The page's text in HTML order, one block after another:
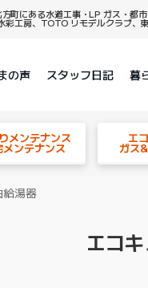
町にある水道工事・LP ガス・都
工房、TOTO リモデルクラブ、
の声 スタッフ日記 暮
メンテナンス
メンテナンス
エ
ガス
給湯器
エコ